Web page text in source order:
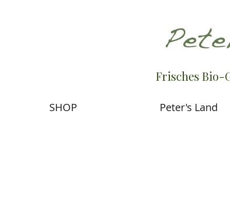
Frisches Bio-
SHOP Peter's Land